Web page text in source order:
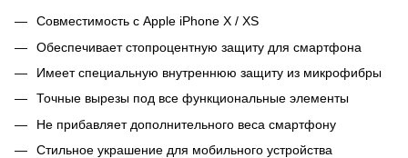
Совместимость с Apple iPhone X / XS
Обеспечивает стопроцентную защиту для смартфона
Имеет специальную внутреннюю защиту из микрофибры
Точные вырезы под все функциональные элементы
Не прибавляет дополнительного веса смартфону
Стильное украшение для мобильного устройства